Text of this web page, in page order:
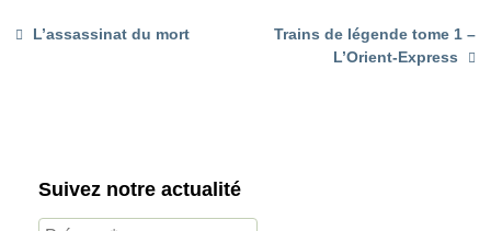
L’assassinat du mort
Trains de légende tome 1 –
L’Orient-Express
Suivez notre actualité